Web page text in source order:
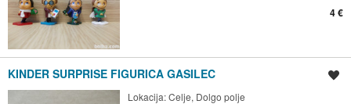
4 €
KINDER SURPRISE FIGURICA GASILEC
Lokacija:Celje, Dolgo polje